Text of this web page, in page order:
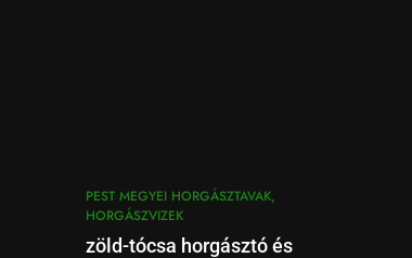
PEST MEGYEI HORGÁSZTAVAK,
HORGÁSZVIZEK
zöld-tócsa horgásztó és